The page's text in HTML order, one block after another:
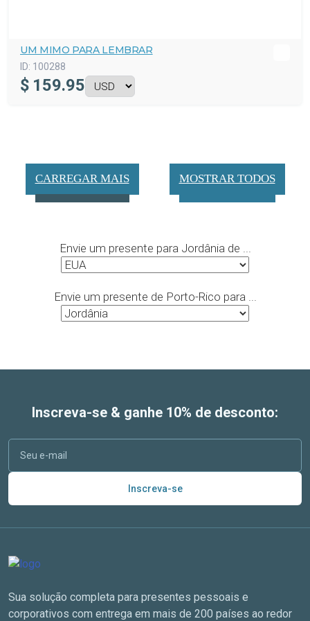
UM MIMO PARA LEMBRAR
ID: 100288
$ 159.95
CARREGAR MAIS MOSTRAR TODOS
Envie um presente para Jordânia de ...
Envie um presente de Porto-Rico para ...
Inscreva-se & ganhe 10% de desconto:
Inscreva-se
Sua solução completa para presentes pessoais e
corporativos com entrega em mais de 200 países ao redor